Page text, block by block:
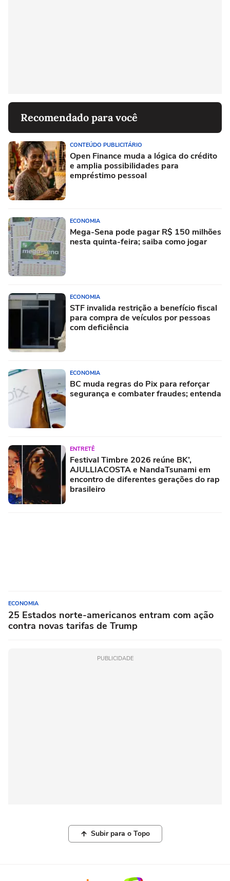
Recomendado para você
CONTEÚDO PUBLICITÁRIO
Open Finance muda a lógica do crédito
e amplia possibilidades para
empréstimo pessoal
ECONOMIA
Mega-Sena pode pagar R$ 150 milhões
nesta quinta-feira; saiba como jogar
ECONOMIA
STF invalida restrição a benefício fiscal
para compra de veículos por pessoas
com deficiência
ECONOMIA
BC muda regras do Pix para reforçar
segurança e combater fraudes; entenda
ENTRETÊ
Festival Timbre 2026 reúne BK’,
AJULLIACOSTA e NandaTsunami em
encontro de diferentes gerações do rap
brasileiro
ECONOMIA
25 Estados norte-americanos entram com ação
contra novas tarifas de Trump
PUBLICIDADE
Subir para o Topo